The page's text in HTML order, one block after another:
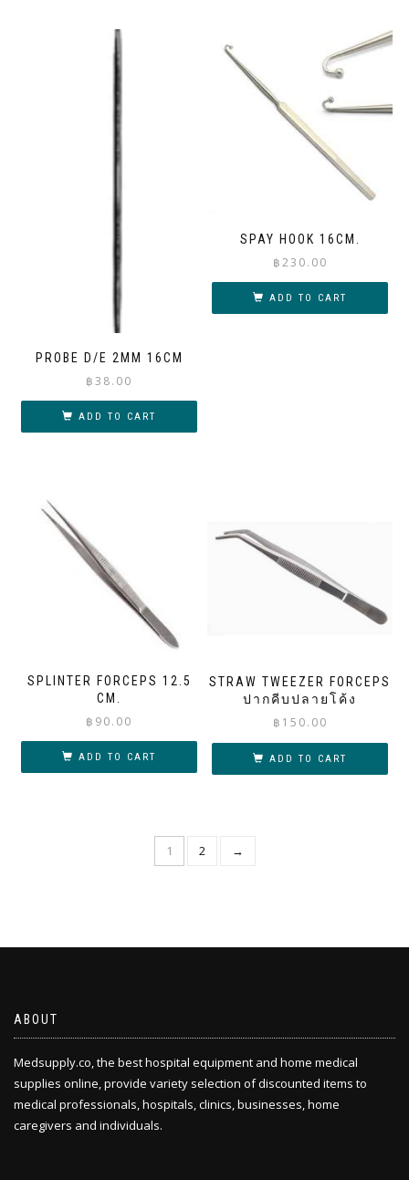
PROBE D/E 2MM 16CM
฿38.00
ADD TO CART
SPAY HOOK 16CM.
฿230.00
ADD TO CART
SPLINTER FORCEPS 12.5
CM.
฿ 90.00
ADD TO CART
STRAW TWEEZER FORCEPS
ปากคีบปลายโค้ง
฿ 150.00
ADD TO CART
1 2 →
ABOUT
Medsupply.co, the best hospital equipment and home medical
supplies online, provide variety selection of discounted items to
medical professionals, hospitals, clinics, businesses, home
caregivers and individuals.